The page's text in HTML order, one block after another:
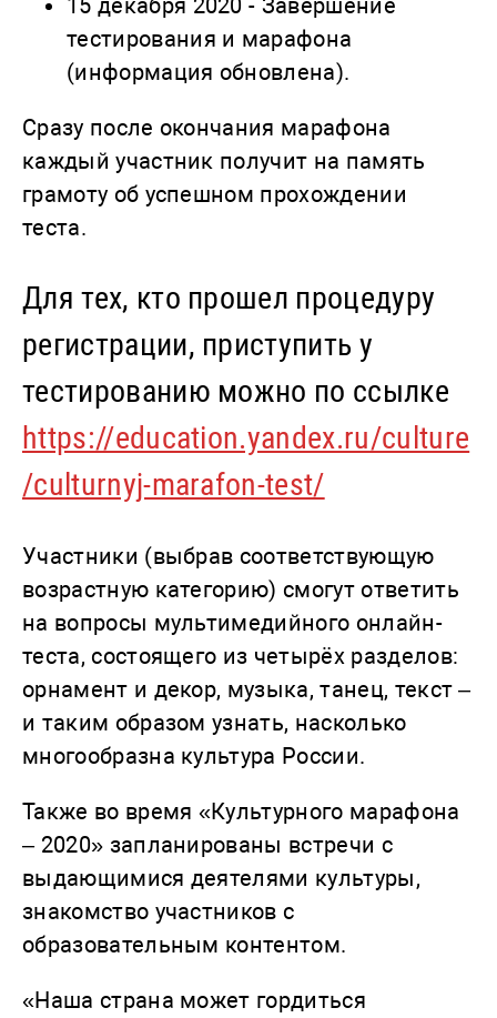
15 декабря 2020 - Завершение
тестирования и марафона
(информация обновлена).
Сразу после окончания марафона
каждый участник получит на память
грамоту об успешном прохождении
теста.
Для тех, кто прошел процедуру
регистрации, приступить у
тестированию можно по ссылке
https://education.yandex.ru/culture
/culturnyj-marafon-test/
Участники (выбрав соответствующую
возрастную категорию) смогут ответить
на вопросы мультимедийного онлайн-
теста, состоящего из четырёх разделов:
орнамент и декор, музыка, танец, текст –
и таким образом узнать, насколько
многообразна культура России.
Также во время «Культурного марафона
– 2020» запланированы встречи с
выдающимися деятелями культуры,
знакомство участников с
образовательным контентом.
«Наша страна может гордиться